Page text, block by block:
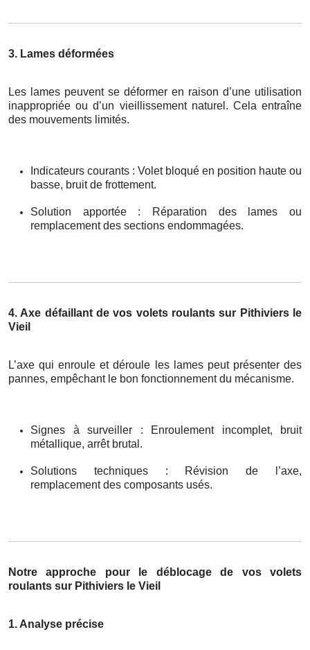
3. Lames déformées
Les lames peuvent se déformer en raison d’une utilisation
inappropriée ou d’un vieillissement naturel. Cela entraîne
des mouvements limités.
Indicateurs courants : Volet bloqué en position haute ou
basse, bruit de frottement.
Solution apportée : Réparation des lames ou
remplacement des sections endommagées.
4. Axe défaillant de vos volets roulants sur Pithiviers le
Vieil
L’axe qui enroule et déroule les lames peut présenter des
pannes, empêchant le bon fonctionnement du mécanisme.
Signes à surveiller : Enroulement incomplet, bruit
métallique, arrêt brutal.
Solutions techniques : Révision de l’axe,
remplacement des composants usés.
Notre approche pour le déblocage de vos volets
roulants sur Pithiviers le Vieil
1. Analyse précise